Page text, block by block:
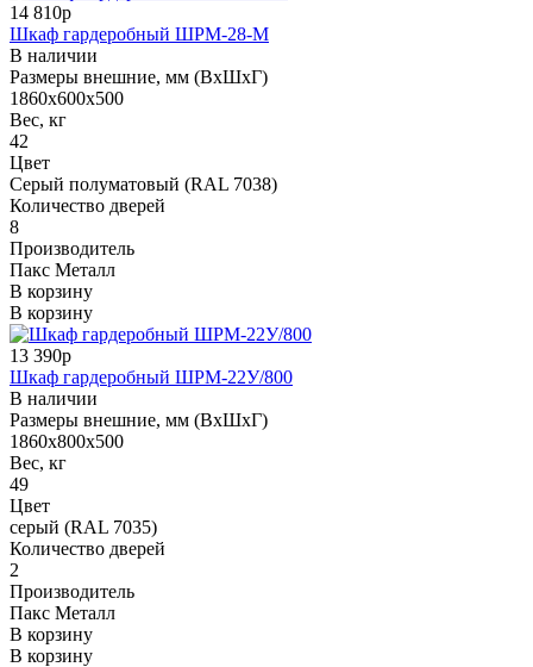
14 810р
Шкаф гардеробный ШРМ-28-М
В наличии
Размеры внешние, мм (ВхШхГ)
1860х600х500
Вес, кг
42
Цвет
Серый полуматовый (RAL 7038)
Количество дверей
8
Производитель
Пакс Металл
В корзину
В корзину
13 390р
Шкаф гардеробный ШРМ-22У/800
В наличии
Размеры внешние, мм (ВхШхГ)
1860x800x500
Вес, кг
49
Цвет
серый (RAL 7035)
Количество дверей
2
Производитель
Пакс Металл
В корзину
В корзину